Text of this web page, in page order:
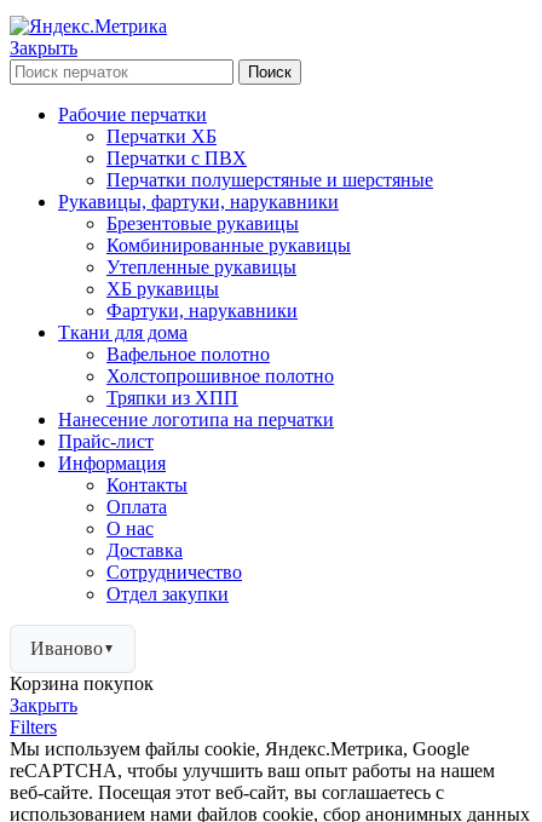
Закрыть
Поиск
Рабочие перчатки
Перчатки ХБ
Перчатки с ПВХ
Перчатки полушерстяные и шерстяные
Рукавицы, фартуки, нарукавники
Брезентовые рукавицы
Комбинированные рукавицы
Утепленные рукавицы
ХБ рукавицы
Фартуки, нарукавники
Ткани для дома
Вафельное полотно
Холстопрошивное полотно
Тряпки из ХПП
Нанесение логотипа на перчатки
Прайс-лист
Информация
Контакты
Оплата
О нас
Доставка
Сотрудничество
Отдел закупки
Иваново▼
Корзина покупок
Закрыть
Filters
Мы используем файлы cookie, Яндекс.Метрика, Google
reCAPTCHA, чтобы улучшить ваш опыт работы на нашем
веб-сайте. Посещая этот веб-сайт, вы соглашаетесь с
использованием нами файлов cookie, сбор анонимных данных